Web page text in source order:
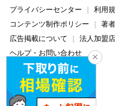
プライバシーセンター
利用
コンテンツ制作ポリシー
著
広告掲載について
法人加盟
ヘルプ・お問い合わせ
carview! Yahoo! JAPAN